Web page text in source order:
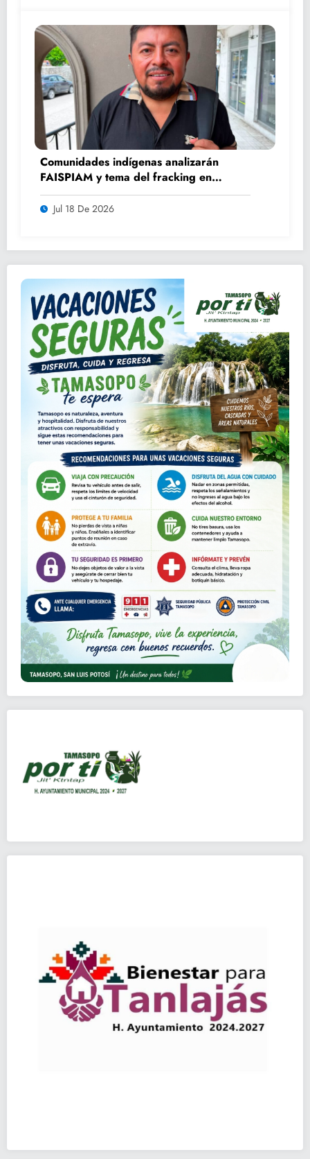
Comunidades indígenas analizarán
FAISPIAM y tema del fracking en
asamblea ordinaria
Jul 18 De 2026